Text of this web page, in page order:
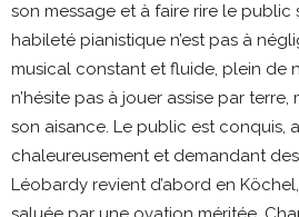
son message et à faire rire le public
habileté pianistique n’est pas à
musical constant et fluide, plein de
n’hésite pas à jouer assise par
son aisance. Le public est conquis,
chaleureusement et demandant
Léobardy revient d’abord en